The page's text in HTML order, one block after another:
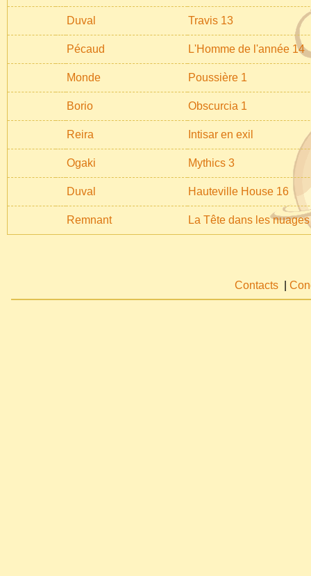
Duval Travis 13
Pécaud L'Homme de l'année 14
Monde Poussière 1
Borio Obscurcia 1
Reira Intisar en exil
Ogaki Mythics 3
Duval Hauteville House 16
Remnant La Tête dans les nuages
Contacts |